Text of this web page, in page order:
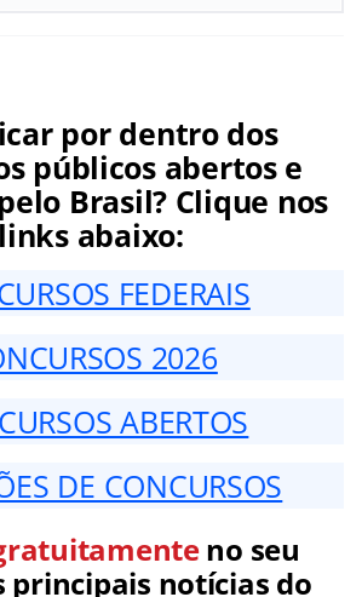
por dentro dos
públicos abertos e
Brasil? Clique nos
links abaixo:
FEDERAIS
2026
ABERTOS
DE CONCURSOS
no seu
principais notícias do